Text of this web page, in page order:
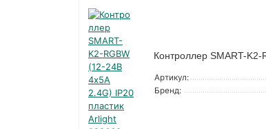
Контроллер SMART-
Артикул:
Бренд: